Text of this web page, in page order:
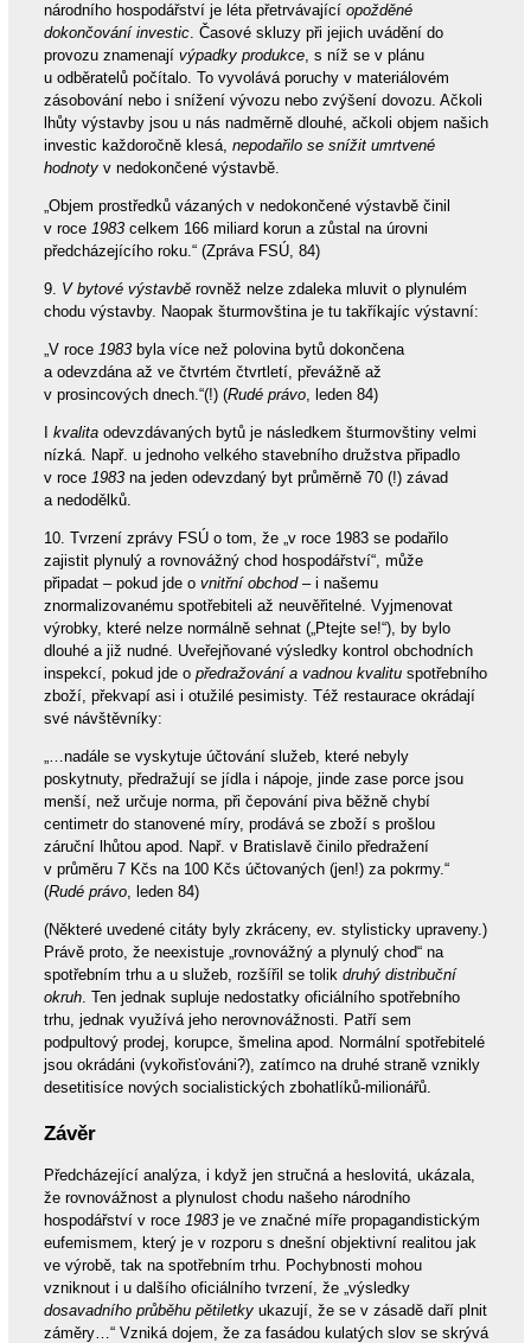
národního hospodářství je léta přetrvávající opožděné
dokončování investic. Časové skluzy při jejich uvádění do
provozu znamenají výpadky produkce, s níž se v plánu
u odběratelů počítalo. To vyvolává poruchy v materiálovém
zásobování nebo i snížení vývozu nebo zvýšení dovozu. Ačkoli
lhůty výstavby jsou u nás nadměrně dlouhé, ačkoli objem našich
investic každoročně klesá, nepodařilo se snížit umrtvené
hodnotyv nedokončené výstavbě.
„Objem prostředků vázaných v nedokončené výstavbě činil
v roce 1983celkem 166 miliard korun a zůstal na úrovni
předcházejícího roku.“ (Zpráva FSÚ, 84)
9. V bytové výstavběrovněž nelze zdaleka mluvit o plynulém
chodu výstavby. Naopak šturmovština je tu takříkajíc výstavní:
„V roce 1983byla více než polovina bytů dokončena
a odevzdána až ve čtvrtém čtvrtletí, převážně až
v prosincových dnech.“(!) (Rudé právo, leden 84)
I kvalitaodevzdávaných bytů je následkem šturmovštiny velmi
nízká. Např. u jednoho velkého stavebního družstva připadlo
v roce 1983na jeden odevzdaný byt průměrně 70 (!) závad
a nedodělků.
10. Tvrzení zprávy FSÚ o tom, že „v roce 1983 se podařilo
zajistit plynulý a rovnovážný chod hospodářství“, může
připadat – pokud jde o vnitřní obchod– i našemu
znormalizovanému spotřebiteli až neuvěřitelné. Vyjmenovat
výrobky, které nelze normálně sehnat („Ptejte se!“), by bylo
dlouhé a již nudné. Uveřejňované výsledky kontrol obchodních
inspekcí, pokud jde o předražování a vadnou kvalituspotřebního
zboží, překvapí asi i otužilé pesimisty. Též restaurace okrádají
své návštěvníky:
„…nadále se vyskytuje účtování služeb, které nebyly
poskytnuty, předražují se jídla i nápoje, jinde zase porce jsou
menší, než určuje norma, při čepování piva běžně chybí
centimetr do stanovené míry, prodává se zboží s prošlou
záruční lhůtou apod. Např. v Bratislavě činilo předražení
v průměru 7 Kčs na 100 Kčs účtovaných (jen!) za pokrmy.“
(Rudé právo, leden 84)
(Některé uvedené citáty byly zkráceny, ev. stylisticky upraveny.)
Právě proto, že neexistuje „rovnovážný a plynulý chod“ na
spotřebním trhu a u služeb, rozšířil se tolik druhý distribuční
okruh. Ten jednak supluje nedostatky oficiálního spotřebního
trhu, jednak využívá jeho nerovnovážnosti. Patří sem
podpultový prodej, korupce, šmelina apod. Normální spotřebitelé
jsou okrádáni (vykořisťováni?), zatímco na druhé straně vznikly
desetitisíce nových socialistických zbohatlíků-milionářů.
Závěr
Předcházející analýza, i když jen stručná a heslovitá, ukázala,
že rovnovážnost a plynulost chodu našeho národního
hospodářství v roce 1983je ve značné míře propagandistickým
eufemismem, který je v rozporu s dnešní objektivní realitou jak
ve výrobě, tak na spotřebním trhu. Pochybnosti mohou
vzniknout i u dalšího oficiálního tvrzení, že „výsledky
dosavadního průběhu pětiletkyukazují, že se v zásadě daří plnit
záměry…“ Vzniká dojem, že za fasádou kulatých slov se skrývá